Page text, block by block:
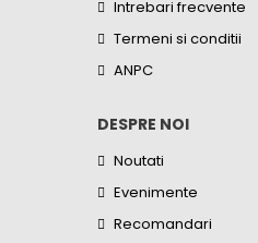
Intrebari frecvente
Termeni si conditii
ANPC
DESPRE NOI
Noutati
Evenimente
Recomandari